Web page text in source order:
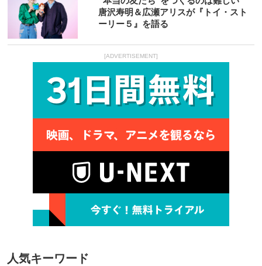
唐沢寿明＆広瀬アリスが『トイ・スト
ーリー５』を語る
[ADVERTISEMENT]
人気キーワード